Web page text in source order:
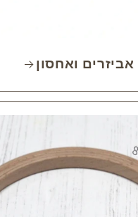
אביזרים ואחסון